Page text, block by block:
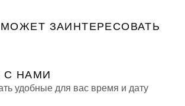
ЗАИНТЕРЕСОВАТЬ
С НАМИ
удобные для вас время и дату